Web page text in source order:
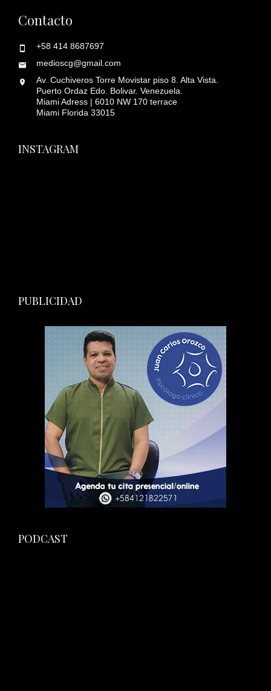
Contacto
+58 414 8687697
medioscg@gmail.com
Av. Cuchiveros Torre Movistar piso 8. Alta Vista.
Puerto Ordaz Edo. Bolivar. Venezuela.
Miami Adress | 6010 NW 170 terrace
Miami Florida 33015
INSTAGRAM
PUBLICIDAD
PODCAST